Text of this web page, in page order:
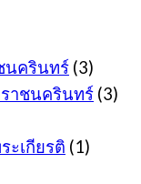
นครินทร์ (3)
าชนครินทร์ (3)
ะเกียรติ (1)